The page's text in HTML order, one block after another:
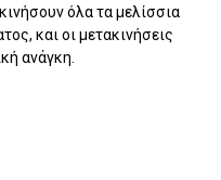
όλα τα μελίσσια
και οι μετακινήσεις
ανάγκη.